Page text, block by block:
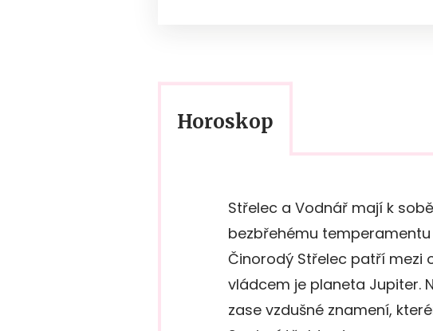
Horoskop
Střelec a Vodnář mají k
bezbřehému
Činorodý Střelec patří mezi
vládcem je planeta Jupiter.
zase vzdušné znamení,